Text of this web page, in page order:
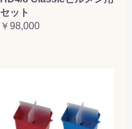
セット
￥98,000